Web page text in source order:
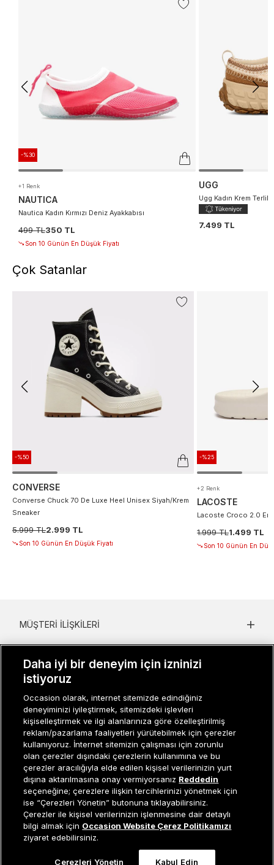
Tükendi
-%30
+1 Renk
NAUTICA
Nautica Kadın Kırmızı Deniz Ayakkabısı
499 TL350 TL
Son 10 Günün En Düşük Fiyatı
UGG
Ugg Kadın Krem Terlik
7.499 TL
Çok Satanlar
-%50
CONVERSE
Converse Chuck 70 De Luxe Heel Unisex Siyah/Krem
Sneaker
5.999 TL2.999 TL
Son 10 Günün En Düşük Fiyatı
-%25
+2 Renk
LACOSTE
Lacoste Croco 2.0
1.999 TL1.499 TL
Son 10 Günün En
Müşteri İlişkileri0 850 800 01 20
MÜŞTERI İLIŞKILERI
KADIN KATEGORILER
GRUP MARKALAR
ERKEK KATEGORILER
Occasion bir EREN PERAKENDE markasıdır. © Eren Holding
Daha iyi bir deneyim için izninizi
istiyoruz
Occasion olarak, internet sitemizde edindiğiniz
deneyiminizi iyileştirmek, sitemizdeki işlevleri
kişiselleştirmek ve ilgi alanlarınıza göre özelleştirilmiş
reklam/pazarlama faaliyetleri yürütebilmek için çerezler
kullanıyoruz. İnternet sitemizin çalışması için zorunlu
olan çerezler dışındaki çerezlerin kullanımına ve bu
çerezler aracılığıyla elde edilen kişisel verilerinizin yurt
dışına aktarılmasına onay vermiyorsanız Reddedin
seçeneğine; çerezlere ilişkin tercihlerinizi yönetmek için
ise “Çerezleri Yönetin” butonuna tıklayabilirsiniz.
Çerezler ile kişisel verilerinizin işlenmesine dair detaylı
bilgi almak için Occasion Website Çerez Politikamızı
ziyaret edebilirsiniz.
Çerezleri Yönetin Kabul Edin